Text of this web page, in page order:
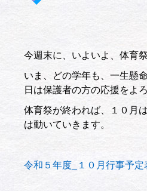
今週末に、いよいよ、体育
いま、どの学年も、一生懸
日は保護者の方の応援をよ
体育祭が終われば、１０月
は動いていきます。
令和５年度_１０月行事予定